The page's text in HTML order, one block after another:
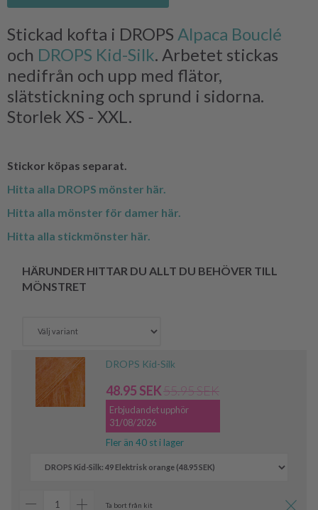
Stickad kofta i DROPS Alpaca Bouclé
och DROPS Kid-Silk. Arbetet stickas
nedifrån och upp med flätor,
slätstickning och sprund i sidorna.
Storlek XS - XXL.
Stickor köpas separat.
Hitta alla DROPS mönster här.
Hitta alla mönster för damer här.
Hitta alla stickmönster här.
HÄRUNDER HITTAR DU ALLT DU BEHÖVER TILL
MÖNSTRET
DROPS Kid-Silk
48.95 SEK55.95 SEK
Erbjudandet upphör
31/08/2026
Fler än 40 st i lager
Ta bort från kit